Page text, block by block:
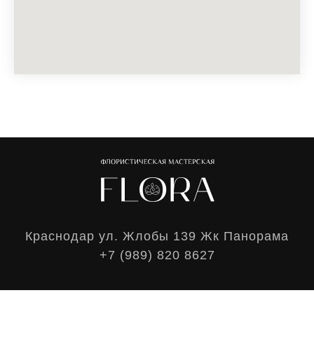
Краснодар ул. Жлобы 139 Жк Панорама
+7 (989) 820 8627